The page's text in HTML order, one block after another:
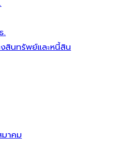
.
สินทรัพย์และหนี้สิน
าคม